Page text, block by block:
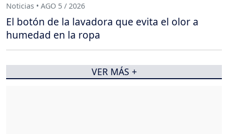
Noticias • AGO 5 / 2026
El botón de la lavadora que evita el olor a
humedad en la ropa
VER MÁS +